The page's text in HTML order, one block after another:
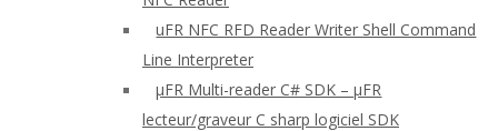
uFR NFC RFD Reader Writer Shell Command
Line Interpreter
μFR Multi-reader C# SDK – μFR
lecteur/graveur C sharp logiciel SDK